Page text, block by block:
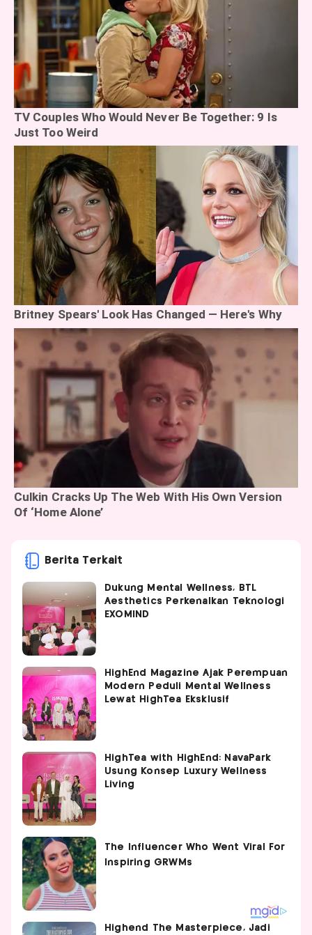
Berita Terkait
Dukung Mental Wellness, BTL
Aesthetics Perkenalkan Teknologi
EXOMIND
HighEnd Magazine Ajak Perempuan
Modern Peduli Mental Wellness
Lewat HighTea Eksklusif
HighTea with HighEnd: NavaPark
Usung Konsep Luxury Wellness
Living
Highend The Masterpiece, Jadi